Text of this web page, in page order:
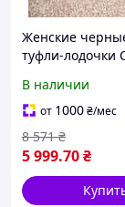
Женские
туфли-лодочки
Лабутены на
см с красной
В наличии
от 1000₴/мес
5 999.70₴
8 571 ₴